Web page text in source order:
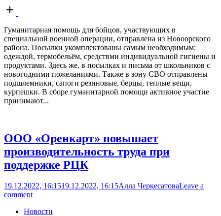
Open
post
Гуманитарная помощь для бойцов, участвующих в
специальной военной операции, отправлена из Новоорского
района. Посылки укомплектованы самым необходимым:
одеждой, термобельём, средствми индивидуальной гигиены и
продуктами. Здесь же, в посылках и письма от школьников с
новогодними пожеланиями. Также в зону СВО отправлены
подшлемники, сапоги резиновые, берцы, теплые вещи,
курпешки. В сборе гуманитарной помощи активное участие
принимают...
ООО «Оренкарт» повышает
производительность труда при
поддержке РЦК
19.12.2022, 16:1519.12.2022, 16:15Алла ЧеркесатоваLeave a
comment
Новости